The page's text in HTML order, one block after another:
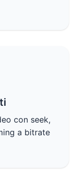
con seek,
a bitrate